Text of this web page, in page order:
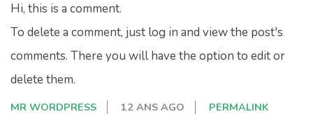
Hi, this is a comment.
To delete a comment, just log in and view the post's
comments. There you will have the option to edit or
delete them.
MR WORDPRESS 12 ANS AGO PERMALINK